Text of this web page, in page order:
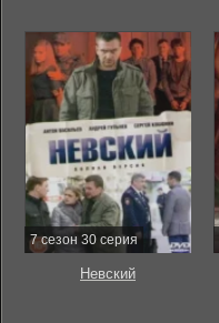
7 сезон 30 серия
Невский